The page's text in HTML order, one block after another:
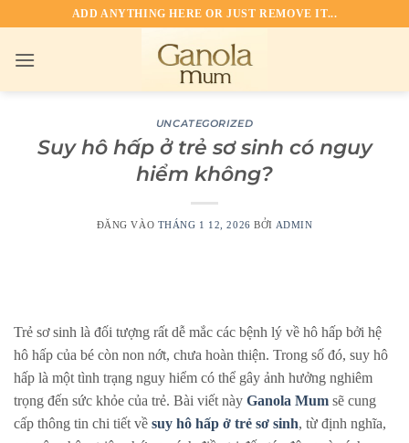
nội
ADD ANYTHING HERE OR JUST REMOVE IT...
UNCATEGORIZED
Suy hô hấp ở trẻ sơ sinh có nguy
hiểm không?
ĐĂNG VÀO THÁNG 1 12, 2026 BỞI ADMIN
Trẻ sơ sinh là đối tượng rất dễ mắc các bệnh lý về hô hấp bởi hệ
hô hấp của bé còn non nớt, chưa hoàn thiện. Trong số đó, suy hô
hấp là một tình trạng nguy hiểm có thể gây ảnh hưởng nghiêm
trọng đến sức khỏe của trẻ. Bài viết này Ganola Mum sẽ cung
cấp thông tin chi tiết về suy hô hấp ở trẻ sơ sinh, từ định nghĩa,